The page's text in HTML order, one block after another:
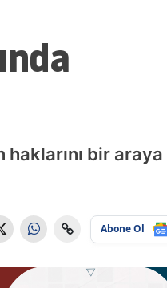
haklarını bir araya
Abone Ol